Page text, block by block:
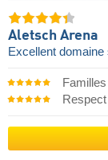
Aletsch Arena
Excellent domaine
Familles